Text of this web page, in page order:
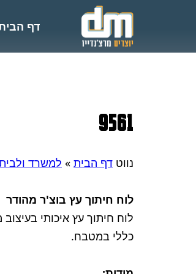
דף
9561
נווט דף הבית » למשרד
לוח חיתוך עץ בוצ'ר מהודר
לוח חיתוך עץ איכותי
כללי במטבח.